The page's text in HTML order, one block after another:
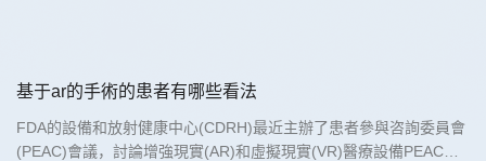
基于ar的手術的患者有哪些看法
FDA的設備和放射健康中心(CDRH)最近主辦了患者參與咨詢委員會
(PEAC)會議，討論增強現實(AR)和虛擬現實(VR)醫療設備PEAC成